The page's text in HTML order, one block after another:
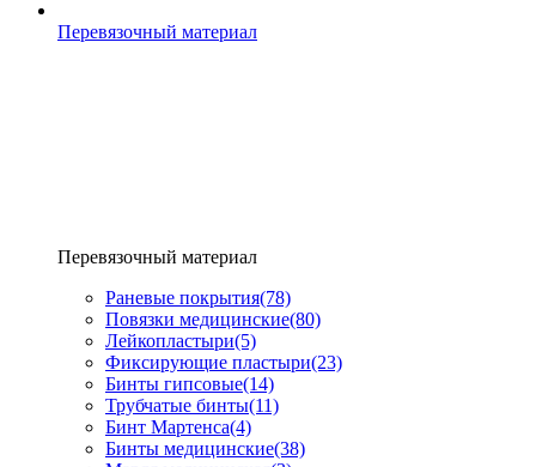
Перевязочный материал
Перевязочный материал
Раневые покрытия(78)
Повязки медицинские(80)
Лейкопластыри(5)
Фиксирующие пластыри(23)
Бинты гипсовые(14)
Трубчатые бинты(11)
Бинт Мартенса(4)
Бинты медицинские(38)